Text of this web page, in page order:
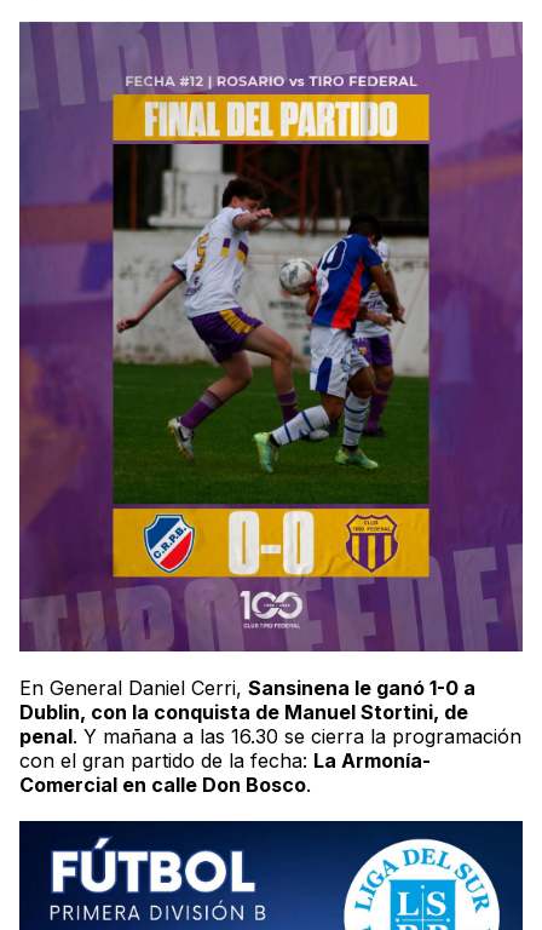
En General Daniel Cerri, Sansinena le ganó 1-0 a
Dublin, con la conquista de Manuel Stortini, de
penal. Y mañana a las 16.30 se cierra la programación
con el gran partido de la fecha: La Armonía-
Comercial en calle Don Bosco.